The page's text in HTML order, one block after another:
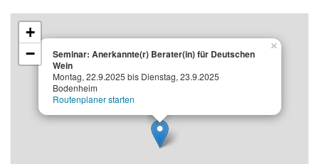
Seminar: Anerkannte(r) Berater(in) für Deutschen
Wein
Montag, 22.9.2025 bis Dienstag, 23.9.2025
Bodenheim
Routenplaner starten
×
+
−